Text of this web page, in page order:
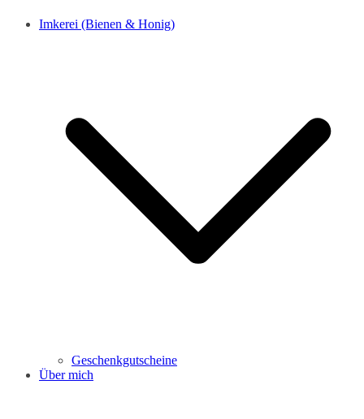
Imkerei (Bienen & Honig)
Geschenkgutscheine
Über mich